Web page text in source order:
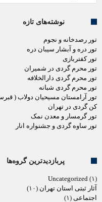
نوشته‌های تازه
تور رصدخانه و نجوم
تور دره و آبشار سیبان دره
تور کفتربازی
تور محرم گردی در شمیران
تور محرم گردی دارالخلافه
تور محرم گردی شبانه
تور آرامستان مسیحیان دولاب (
کن گردی در تهران
تور گرمسار و معدن نمک
تور ساوه گردی و جشنواره انار
پربازدیدترین گروه‌ها
Uncategorized (۱)
آثار ثبتی استان تهران (۱۰)
اجتماعی (۱)